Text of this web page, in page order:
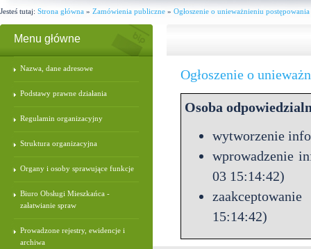
Jesteś tutaj: Strona główna » Zamówienia publiczne » Ogłoszenie o unieważnieniu
Menu główne
Nazwa, dane adresowe
Podstawy prawne działania
Regulamin organizacyjny
Struktura organizacyjna
Organy i osoby sprawujące funkcje
Biuro Obsługi Mieszkańca -
załatwianie spraw
Prowadzone rejestry, ewidencje i
archiwa
Ogłoszenie o
Osoba
wytworzenie
wprowadzenie
03 15:14:42)
15:14:42)